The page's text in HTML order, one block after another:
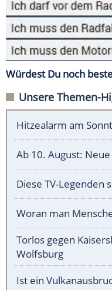
Würdest Du noch
Unsere Themen-
Hitzealarm am
Ab 10. August:
Diese TV-Legenden
Woran man
Torlos gegen
Wolfsburg
Ist ein